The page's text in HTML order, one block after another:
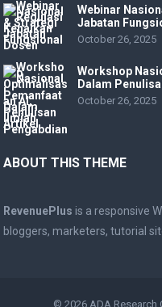
Webinar
Jabatan
October 26, 2025
Workshop
Dalam
October 26, 2025
ABOUT THIS THEME
RevenuePlus is a responsive
bloggers, marketers, tutorial
© 2026 ADA Research